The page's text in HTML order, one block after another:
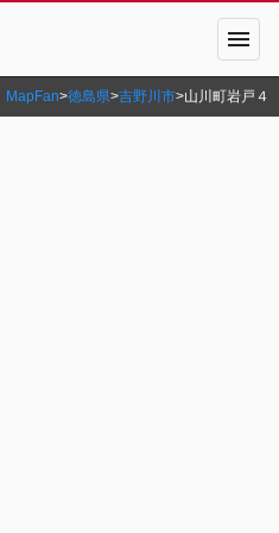
menu
MapFan>徳島県>吉野川市>山川町岩戸４